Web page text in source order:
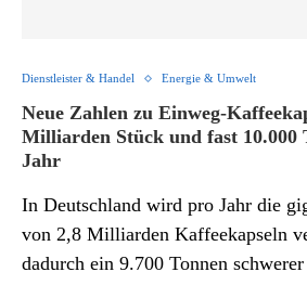
Dienstleister & Handel Energie & Umwelt
Neue Zahlen zu Einweg-
Milliarden Stück und fast 10.000
Jahr
In Deutschland wird pro Jahr die
von 2,8 Milliarden Kaffeekapseln
dadurch ein 9.700 Tonnen